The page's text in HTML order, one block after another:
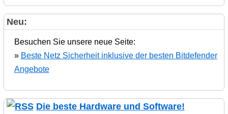
Neu:
Besuchen Sie unsere neue Seite:
» Beste Netz Sicherheit inklusive der besten Bitdefender
Angebote
Die beste Hardware und Software!